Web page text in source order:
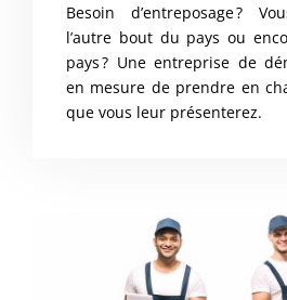
Besoin d’entreposage ?
l’autre bout du pays ou
pays ? Une entreprise de
en mesure de prendre en
que vous leur présenterez.